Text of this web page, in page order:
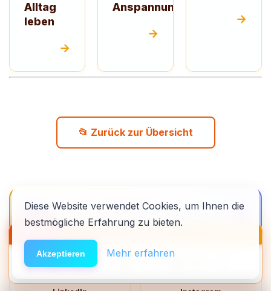
Alltag
leben
→
Anspannung
→
→
📂 Zurück zur Übersicht
🫂
Community beitreten
Berater
🆘Hilfe
Diese Website verwendet Cookies, um Ihnen die
bestmögliche Erfahrung zu bieten.
Akzeptieren Mehr erfahren